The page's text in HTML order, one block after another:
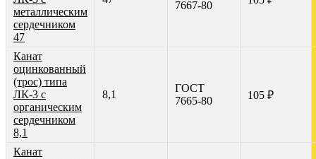
металлическим
сердечником
47
7667-80
Канат
оцинкованный
(трос) типа
ЛК-3 с
органическим
сердечником
8,1
8,1
ГОСТ
7665-80
105 ₽
Канат